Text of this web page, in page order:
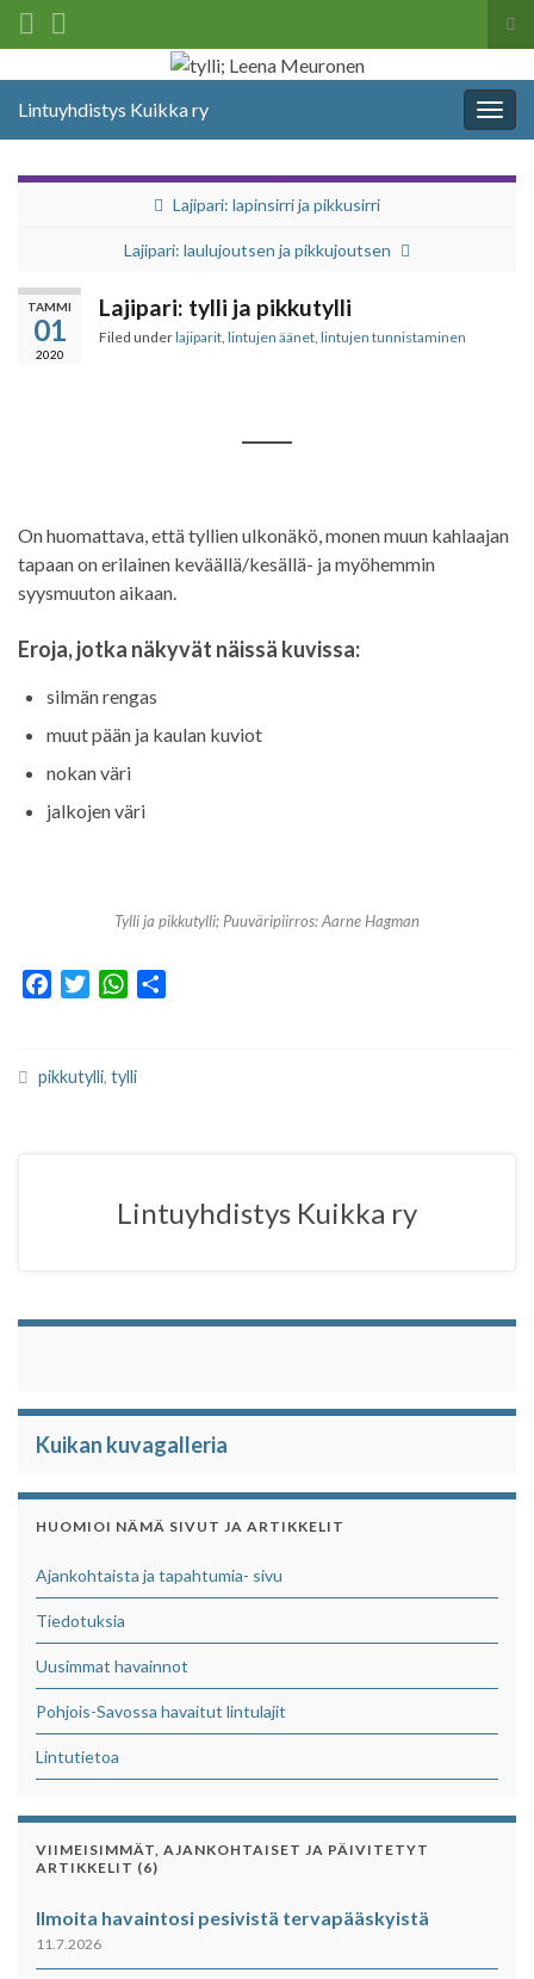
Search for:
Lintuyhdistys Kuikka ry
Lajipari: lapinsirri ja pikkusirri
Lajipari: laulujoutsen ja pikkujoutsen
TAMMI
01
2020
Lajipari: tylli ja pikkutylli
Filed underlajiparit lintujen äänet lintujen tunnistaminen
On huomattava, että tyllien ulkonäkö, monen muun kahlaajan
tapaan on erilainen keväällä/kesällä- ja myöhemmin
syysmuuton aikaan.
Eroja, jotka näkyvät näissä kuvissa:
silmän rengas
muut pään ja kaulan kuviot
nokan väri
jalkojen väri
Tylli ja pikkutylli; Puuväripiirros: Aarne Hagman
e
t
W
t
pikkutylli, tylli
Lintuyhdistys Kuikka ry
Kuikan kuvagalleria
HUOMIOI NÄMÄ SIVUT JA ARTIKKELIT
Ajankohtaista ja tapahtumia- sivu
Tiedotuksia
Uusimmat havainnot
Pohjois-Savossa havaitut lintulajit
Lintutietoa
VIIMEISIMMÄT, AJANKOHTAISET JA PÄIVITETYT
ARTIKKELIT (6)
Ilmoita havaintosi pesivistä tervapääskyistä
11.7.2026